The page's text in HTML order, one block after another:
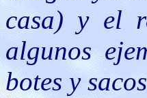
casa) y el
algunos
botes y